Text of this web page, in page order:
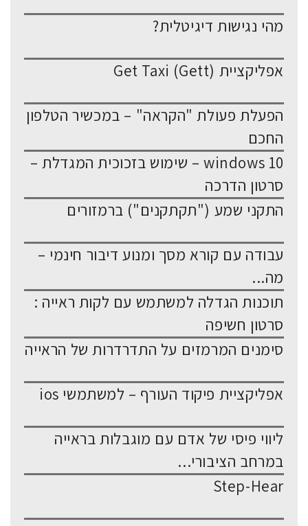
מהי נגישות דיגיטלית?
אפליקציית Get Taxi (Gett)
הפעלת פעולת "הקראה" – במכשיר הטלפון
החכם
windows 10 – שימוש בזכוכית המגדלת –
סרטון הדרכה
התקני שמע ("תקתקנים") ברמזורים
עבודה עם קורא מסך ומנוע דיבור חינמי –
מה...
תוכנות הגדלה למשתמש עם לקות ראייה :
סרטון חשיפה
סימנים המרמזים על התדרדרות של הראייה
אפליקציית פיקוד העורף – למשתמשי ios
ליווי פיסי של אדם עם מוגבלות בראייה
במרחב הציבורי...
Step-Hear